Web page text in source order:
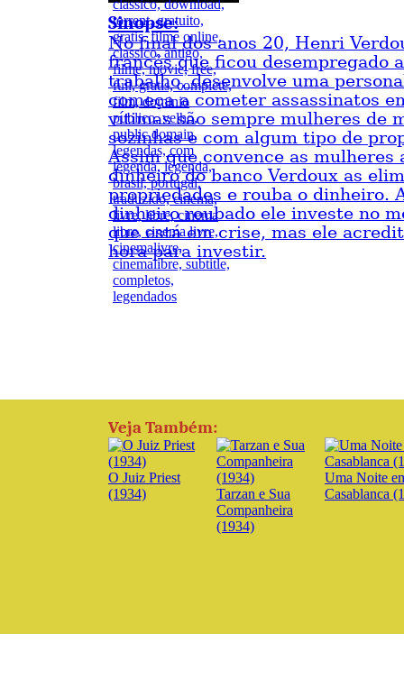
Sinopse:
No final dos anos 20, Henri
francês que ficou desempregado
trabalho, desenvolve uma
começa a cometer assassinatos
vítimas são sempre mulheres de
sozinhas e com algum tipo de
Assim que convence as mulheres
dinheiro do banco Verdoux as
propriedades e rouba o dinheiro.
dinheiro roubado ele investe no
que está em crise, mas ele
hora para investir.
Veja Também:
O Juiz Priest
(1934)
Tarzan e Sua
Companheira
(1934)
Uma Noite
Casablanca